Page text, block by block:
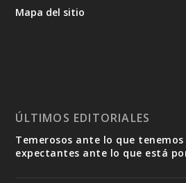
Mapa del sitio
ÚLTIMOS EDITORIALES
Temerosos ante lo que tenemos
expectantes ante lo que está